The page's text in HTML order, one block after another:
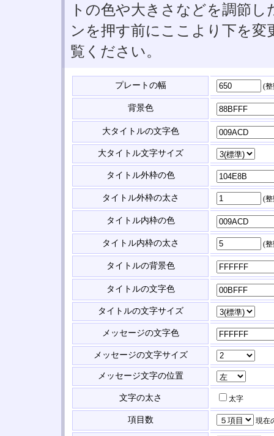
トの色や大きさなどを調節
ンを押す前にここより下を
覧ください。
プレートの幅 (
背景色
大タイトルの文字色
大タイトル文字サイズ
タイトル外枠の色
タイトル外枠の太さ (
タイトル内枠の色
タイトル内枠の太さ (
タイトルの背景色
タイトルの文字色
タイトルの文字サイズ
メッセージの文字色
メッセージの文字サイズ
メッセージ文字の位置
文字の太さ 太字
項目数 現在